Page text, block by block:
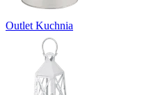
Outlet Kuchnia